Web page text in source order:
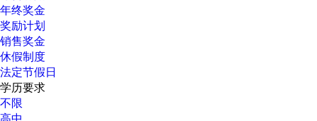
年终奖金
奖励计划
销售奖金
休假制度
法定节假日
学历要求
不限
高中